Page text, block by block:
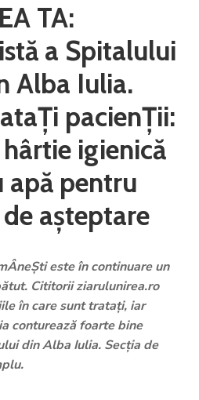
TA:
a Spitalului
Alba Iulia.
pacienŢii:
igienică
apă pentru
aşteptare
este în continuare un
Cititorii ziarulunirea.ro
în care sunt trataţi, iar
conturează foarte bine
din Alba Iulia. Secţia de